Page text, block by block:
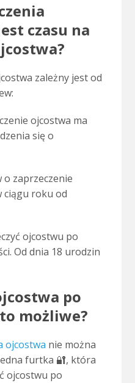
czasu na
zależny jest od
ojcostwa ma
się o
zaprzeczenie
ciągu roku od
ojcostwu po
Od dnia 18 urodzin
po
możliwe?
ojcostwa nie można
furtka 🔐, która
ojcostwu po